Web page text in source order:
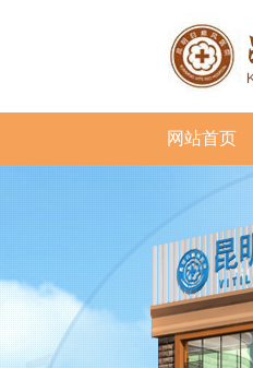
网站首页